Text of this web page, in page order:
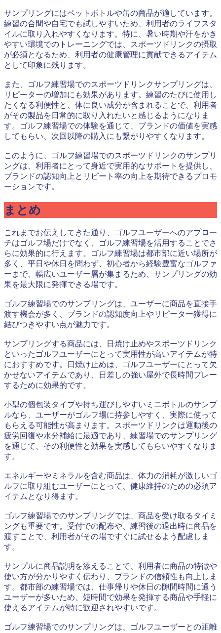
サンプリングにはペットボトルや缶の商品が適しています。
練習の合間や自宅でも試しやすいため、利用者のライフスタ
イルに取り入れやすくなります。特に、暑い時期や汗をかき
やすい環境でのトレーニングでは、スポーツドリンクの摂取
が必須となるため、利用者の健康管理に貢献できるアイテム
として印象に残ります。
また、ゴルフ練習場でのスポーツドリンクサンプリングは、
リピーターの増加にも効果があります。練習のたびに使用し
たくなる利便性と、体に良い成分が含まれることで、利用者
がその製品を日常的に取り入れたいと感じるようになりま
す。ゴルフ練習場での体験を通じて、ブランドの価値を実感
してもらい、次回以降の購入にも繋がりやすくなります。
このように、ゴルフ練習場でのスポーツドリンクのサンプリ
ングは、利用者にとって身近で実用的なサポートを提供し、
ブランドの認知向上とリピート率の向上を期待できるプロモ
ーションです。
まとめ
これまでお伝えしてきた通り、ゴルフユーザーへのアプロー
チはゴルフ場だけでなく、ゴルフ練習場を活用することでさ
らに効果的に行えます。ゴルフ練習場は都市部に近い場所が
多く、平日や休日を問わず、初心者から経験豊富なゴルファ
ーまで、幅広いユーザー層が集まるため、サンプリングの効
果を最大限に発揮できる場です。
ゴルフ練習場でのサンプリングは、ユーザーに商品を直接手
渡す機会が多く、ブランドの認知度向上やリピーター獲得に
結びつきやすい点が魅力です。
サンプリングする商品には、日焼け止めやスポーツドリンク
といったゴルフユーザーにとって実用性が高いアイテムが特
におすすめです。日焼け止めは、ゴルフユーザーにとって欠
かせないアイテムであり、日差しの強い屋外で長時間プレー
するために効果的です。
小型の個包装タイプや持ち運びしやすいミニボトルのサンプ
ルなら、ユーザーがゴルフ場に持参しやすく、実際に使って
もらえる可能性が高まります。スポーツドリンクは運動後の
疲労回復や水分補給に最適であり、練習場でのサンプリング
を通じて、その利便性と効果を実感してもらいやすくなりま
す。
エネルギーやミネラルを含む商品は、体力の消耗が激しいゴ
ルフに取り組むユーザーにとって、健康維持のための必須ア
イテムとなり得ます。
ゴルフ練習場でのサンプリングでは、商品を受け取るタイミ
ングも重要です。受付での配布や、練習後の退出時に商品を
渡すことで、利用者がその場ですぐに試せるよう配慮しま
す。
サンプルに商品説明を添えることで、利用者に商品の特徴や
使い方が分かりやすく伝わり、ブランドの信頼性も向上しま
す。都市部の練習場では、仕事帰りや休日の隙間時間に通う
ユーザーが多いため、短時間で効果を発揮する商品や手軽に
使えるアイテムが特に歓迎されやすいです。
ゴルフ練習場でのサンプリングは、ゴルフユーザーとの距離